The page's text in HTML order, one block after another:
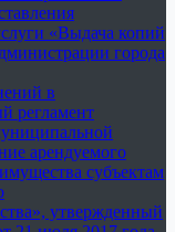
«Выдача копий
города
в
регламент
арендуемого
субъектам
утвержденный